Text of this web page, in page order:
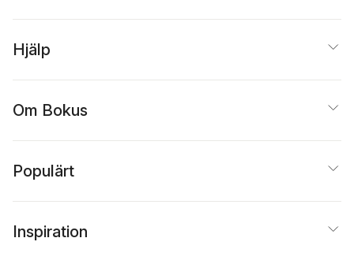
Hjälp
Om Bokus
Populärt
Inspiration